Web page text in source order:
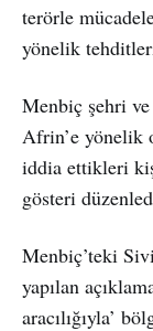
terörle
yönelik
Menbiç şehri ve
Afrin’e yönelik
iddia ettikleri
gösteri
Menbiç’teki
yapılan
aracılığıyla’